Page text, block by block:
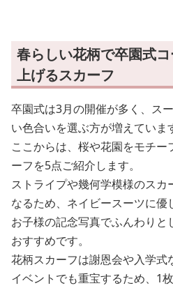
春らしい花柄で卒園式
上げるスカーフ
卒園式は3月の開催が多く、ス
い色合いを選ぶ方が増えていま
ここからは、桜や花園をモチー
ーフを5点ご紹介します。
ストライプや幾何学模様のス
なるため、ネイビースーツに優
お子様の記念写真でふんわり
おすすめです。
花柄スカーフは謝恩会や入学式
イベントでも重宝するため、1